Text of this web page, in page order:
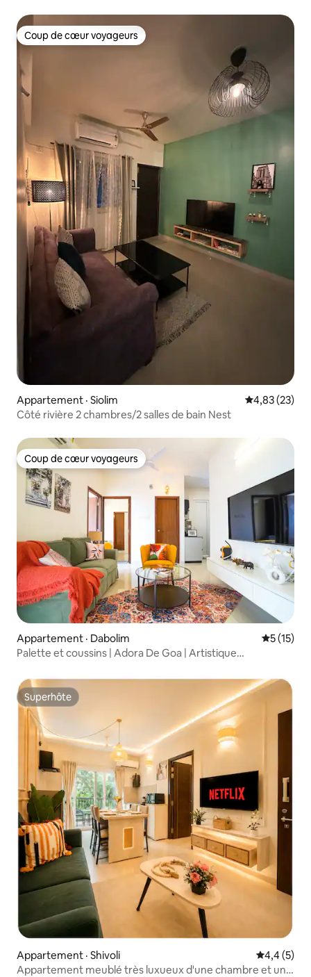
Coup de cœur voyageurs
Coup de cœur voyageurs
Appartement · Siolim Note
4,83 (23)
Côté rivière 2 chambres/2 salles de bain Nest
Coup de cœur voyageurs
Coup de cœur voyageurs
Appartement · Dabolim Note
5 (15)
Palette et coussins | Adora De Goa | Artistique
Superhôte
Superhôte
Appartement · Shivoli Note
4,4 (5)
Appartement meublé très luxueux d'une chambre et une